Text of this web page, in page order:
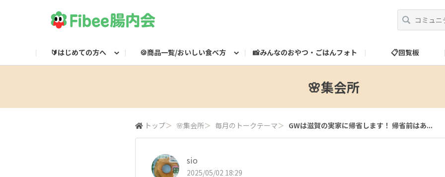
🔰はじめての方へ 🍪商品一覧/おいしい食べ方 📸みんなのおやつ・ごはんフォト 📋回覧板
🌸集会所
トップ＞ 🌸集会所＞ 毎月のトークテーマ＞ GWは滋賀の実家に帰省します！ 帰省前はあ...
sio
2025/05/02 18:29